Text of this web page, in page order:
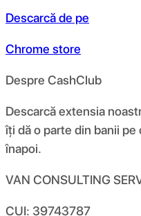
Descarcă de pe
Chrome store
Despre CashClub
Descarcă extensia
îți dă o parte din banii
înapoi.
VAN CONSULTING
CUI: 39743787